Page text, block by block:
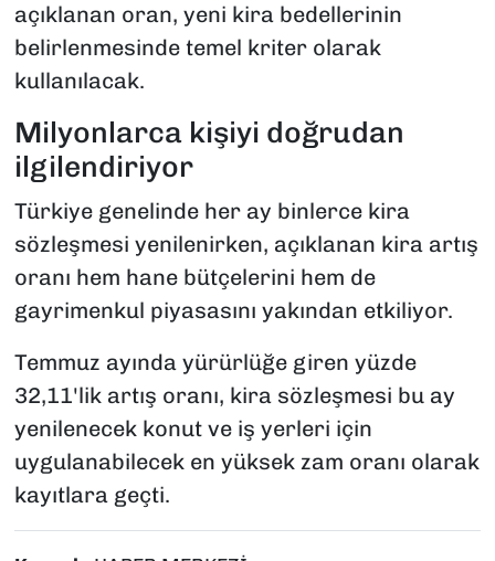
açıklanan oran, yeni kira bedellerinin
belirlenmesinde temel kriter olarak
kullanılacak.
Milyonlarca kişiyi doğrudan
ilgilendiriyor
Türkiye genelinde her ay binlerce kira
sözleşmesi yenilenirken, açıklanan kira artış
oranı hem hane bütçelerini hem de
gayrimenkul piyasasını yakından etkiliyor.
Temmuz ayında yürürlüğe giren yüzde
32,11'lik artış oranı, kira sözleşmesi bu ay
yenilenecek konut ve iş yerleri için
uygulanabilecek en yüksek zam oranı olarak
kayıtlara geçti.